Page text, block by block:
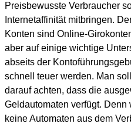
Preisbewusste Verbraucher
Internetaffinität mitbringen.
Konten sind Online-
aber auf einige wichtige
abseits der
schnell teuer werden. Man
darauf achten, dass die
Geldautomaten verfügt.
keine Automaten aus dem